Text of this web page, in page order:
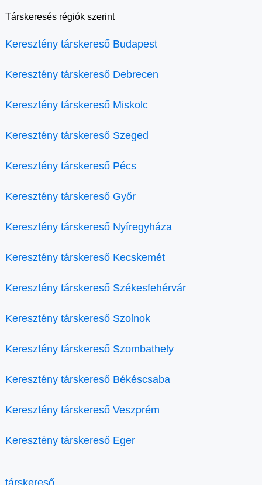
Társkeresés régiók szerint
Keresztény társkereső Budapest
Keresztény társkereső Debrecen
Keresztény társkereső Miskolc
Keresztény társkereső Szeged
Keresztény társkereső Pécs
Keresztény társkereső Győr
Keresztény társkereső Nyíregyháza
Keresztény társkereső Kecskemét
Keresztény társkereső Székesfehérvár
Keresztény társkereső Szolnok
Keresztény társkereső Szombathely
Keresztény társkereső Békéscsaba
Keresztény társkereső Veszprém
Keresztény társkereső Eger
társkereső